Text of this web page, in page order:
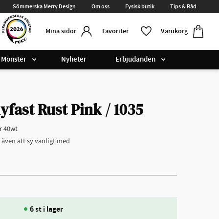
Sömmerska Merry Design Om oss Fysisk butik Tips & Råd
Mina sidor Favoriter Varukorg
Favoriter
Mönster Nyheter Erbjudanden
Rust Pink / 1035
40wt
att sy vanligt med
6 st i lager